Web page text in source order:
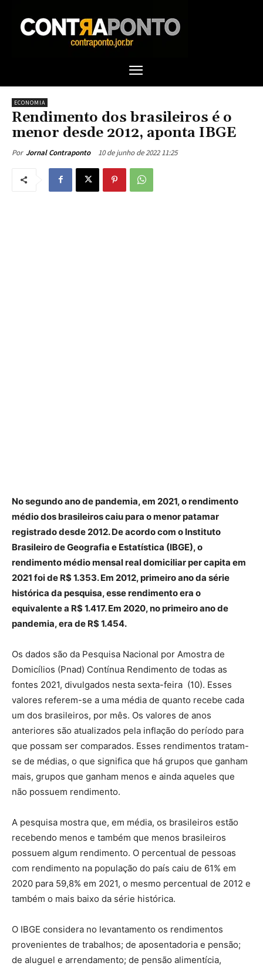
ECONOMIA
Rendimento dos brasileiros é o
menor desde 2012, aponta IBGE
Por Jornal Contraponto 10 de junho de 2022 11:25
No segundo ano de pandemia, em 2021, o rendimento
médio dos brasileiros caiu para o menor patamar
registrado desde 2012. De acordo com o Instituto
Brasileiro de Geografia e Estatística (IBGE), o
rendimento médio mensal real domiciliar per capita em
2021 foi de R$ 1.353. Em 2012, primeiro ano da série
histórica da pesquisa, esse rendimento era o
equivalente a R$ 1.417. Em 2020, no primeiro ano de
pandemia, era de R$ 1.454.
Os dados são da Pesquisa Nacional por Amostra de
Domicílios (Pnad) Contínua Rendimento de todas as
fontes 2021, divulgados nesta sexta-feira (10). Esses
valores referem-se a uma média de quanto recebe cada
um dos brasileiros, por mês. Os valores de anos
anteriores são atualizados pela inflação do período para
que possam ser comparados. Esses rendimentos tratam-
se de médias, o que significa que há grupos que ganham
mais, grupos que ganham menos e ainda aqueles que
não possuem rendimento.
A pesquisa mostra que, em média, os brasileiros estão
recebendo menos e também que menos brasileiros
possuem algum rendimento. O percentual de pessoas
com rendimento na população do país caiu de 61% em
2020 para 59,8% em 2021, o mesmo percentual de 2012 e
também o mais baixo da série histórica.
O IBGE considera no levantamento os rendimentos
provenientes de trabalhos; de aposentadoria e pensão;
de aluguel e arrendamento; de pensão alimentícia,